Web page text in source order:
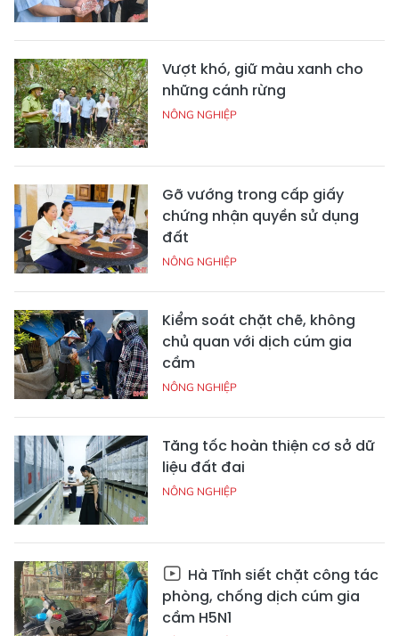
Vượt khó, giữ màu xanh cho
những cánh rừng
NÔNG NGHIỆP
Gỡ vướng trong cấp giấy
chứng nhận quyền sử dụng
đất
NÔNG NGHIỆP
Kiểm soát chặt chẽ, không
chủ quan với dịch cúm gia
cầm
NÔNG NGHIỆP
Tăng tốc hoàn thiện cơ sở dữ
liệu đất đai
NÔNG NGHIỆP
Hà Tĩnh siết chặt công tác
phòng, chống dịch cúm gia
cầm H5N1